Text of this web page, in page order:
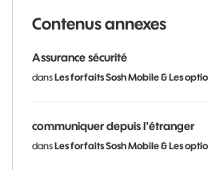
Contenus annexes
Assurance sécurité
dansLes forfaits Sosh Mobile & Les
communiquer depuis l'étranger
dansLes forfaits Sosh Mobile & Les